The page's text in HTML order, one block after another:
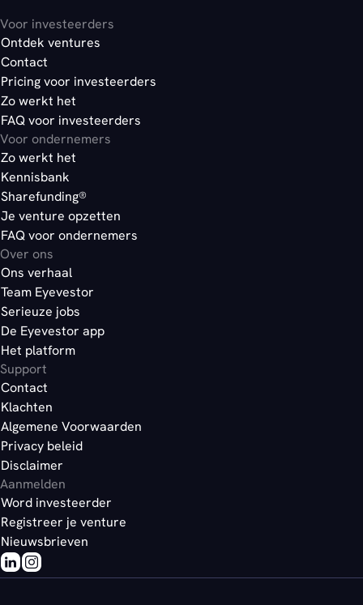
Voor investeerders
Ontdek ventures
Contact
Pricing voor investeerders
Zo werkt het
FAQ voor investeerders
Voor ondernemers
Zo werkt het
Kennisbank
Sharefunding®
Je venture opzetten
FAQ voor ondernemers
Over ons
Ons verhaal
Team Eyevestor
Serieuze jobs
De Eyevestor app
Het platform
Support
Contact
Klachten
Algemene Voorwaarden
Privacy beleid
Disclaimer
Aanmelden
Word investeerder
Registreer je venture
Nieuwsbrieven